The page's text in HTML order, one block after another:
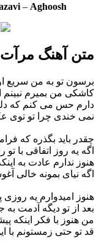
– Aghoosh
متن آهنگ
برسون تو به من سریع
کاشکی من بمیرم نبینم
دارم حس می کنم که
نمی خندی چرا تو توی
چقدر باید بگذره که
اگه یه روز اتفاقی با
هنوز ندارم عادت به
اگه نیای بمونه خالی
هنوز امیدوارم یه
بعد از تو دیگه آدمت به
من هنوز با فکر اینکه
قد تو حتی زمستونم با